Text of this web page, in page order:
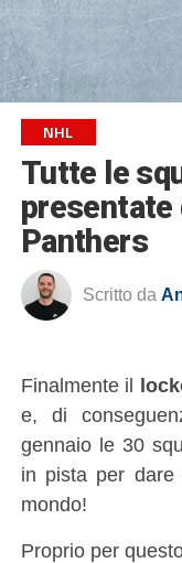
NHL
Tutte le
presentate
Panthers
Scritto da
Finalmente il
e, di
gennaio le 30
in pista per
mondo!
Proprio per